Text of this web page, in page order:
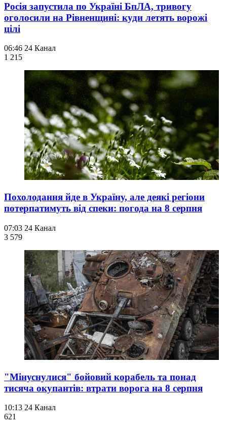
Росія запустила по Україні БпЛА, тривогу
оголосили на Рівненщині: куди летять ворожі
цілі
06:46 24 Канал
1 215
Похолодання йде в Україну, але деякі регіони
потерпатимуть від спеки: погода на 8 серпня
07:03 24 Канал
3 579
"Мінуснулися" бойовий корабель та понад
тисяча окупантів: втрати ворога на 8 серпня
10:13 24 Канал
621